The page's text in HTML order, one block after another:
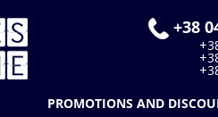
+38
PROMOTIONS AND